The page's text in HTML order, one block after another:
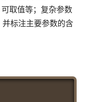
取值等；复杂参数
并标注主要参数的含